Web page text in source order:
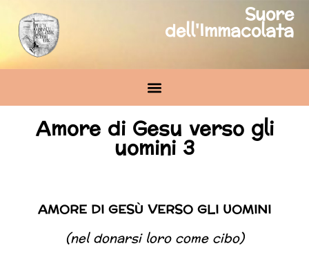
Suore
dell'Immacolata
Amore di Gesu verso gli
uomini 3
AMORE DI GESÙ VERSO GLI UOMINI
(nel donarsi loro come cibo)